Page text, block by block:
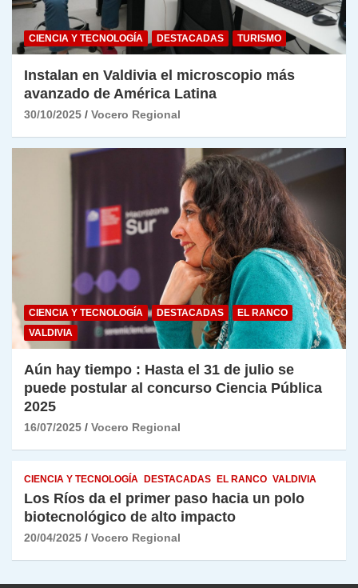
CIENCIA Y TECNOLOGÍA DESTACADAS TURISMO
Instalan en Valdivia el microscopio más
avanzado de América Latina
30/10/2025 Vocero Regional
CIENCIA Y TECNOLOGÍA DESTACADAS
EL RANCO
VALDIVIA
Aún hay tiempo : Hasta el 31 de julio se
puede postular al concurso Ciencia Pública
2025
16/07/2025 Vocero Regional
CIENCIA Y TECNOLOGÍA DESTACADAS EL RANCO VALDIVIA
Los Ríos da el primer paso hacia un polo
biotecnológico de alto impacto
20/04/2025 Vocero Regional